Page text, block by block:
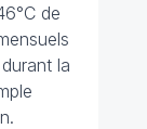
de
la